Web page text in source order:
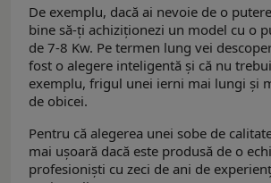
De exemplu, dacă ai nevoie de o
bine să-ți achiziționezi un model cu o
de 7-8 Kw. Pe termen lung vei
fost o alegere inteligentă și că nu
exemplu, frigul unei ierni mai lungi și
de obicei.
Pentru că alegerea unei sobe de
mai ușoară dacă este produsă de o
profesioniști cu zeci de ani de